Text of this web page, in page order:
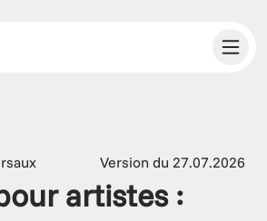
Version du 27.07.2026
artistes :